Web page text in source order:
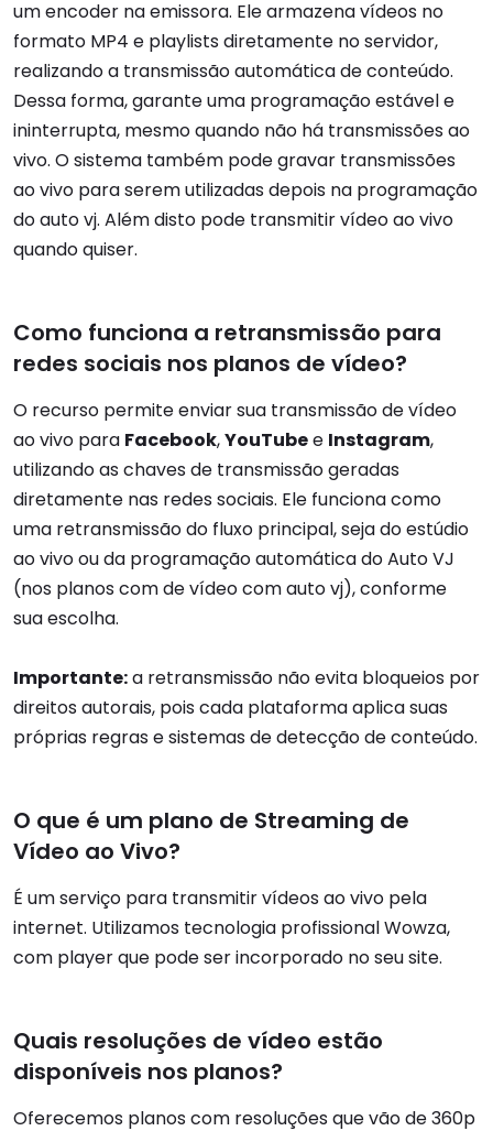
um encoder na emissora. Ele armazena vídeos no
formato MP4 e playlists diretamente no servidor,
realizando a transmissão automática de conteúdo.
Dessa forma, garante uma programação estável e
ininterrupta, mesmo quando não há transmissões ao
vivo. O sistema também pode gravar transmissões
ao vivo para serem utilizadas depois na programação
do auto vj. Além disto pode transmitir vídeo ao vivo
quando quiser.
Como funciona a retransmissão para
redes sociais nos planos de vídeo?
O recurso permite enviar sua transmissão de vídeo
ao vivo para Facebook,YouTubee Instagram,
utilizando as chaves de transmissão geradas
diretamente nas redes sociais. Ele funciona como
uma retransmissão do fluxo principal, seja do estúdio
ao vivo ou da programação automática do Auto VJ
(nos planos com de vídeo com auto vj), conforme
sua escolha.
Importante:a retransmissão não evita bloqueios por
direitos autorais, pois cada plataforma aplica suas
próprias regras e sistemas de detecção de conteúdo.
O que é um plano de Streaming de
Vídeo ao Vivo?
É um serviço para transmitir vídeos ao vivo pela
internet. Utilizamos tecnologia profissional Wowza,
com player que pode ser incorporado no seu site.
Quais resoluções de vídeo estão
disponíveis nos planos?
Oferecemos planos com resoluções que vão de 360p